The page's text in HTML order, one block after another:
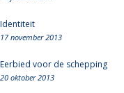
Identiteit
17 november 2013
Eerbied voor de schepping
20 oktober 2013